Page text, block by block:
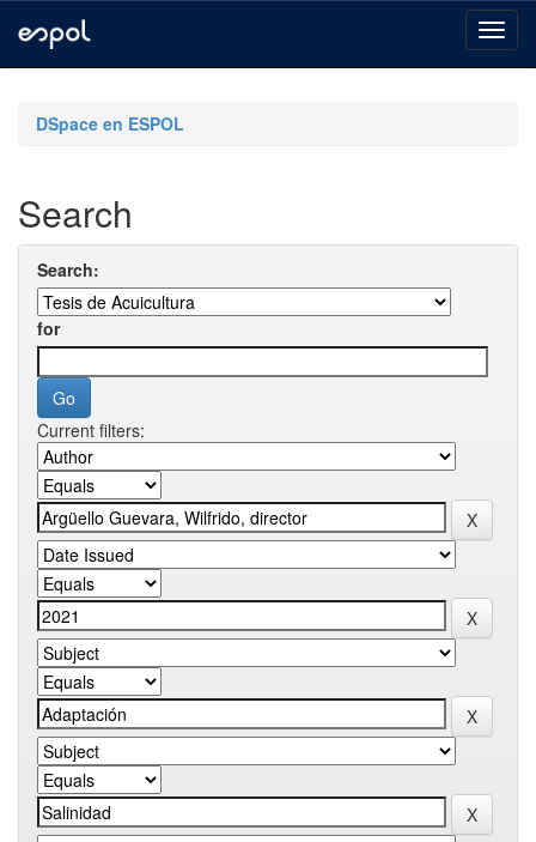
navigationDSpace en ESPOL
Search
Search:
for
Current filters: